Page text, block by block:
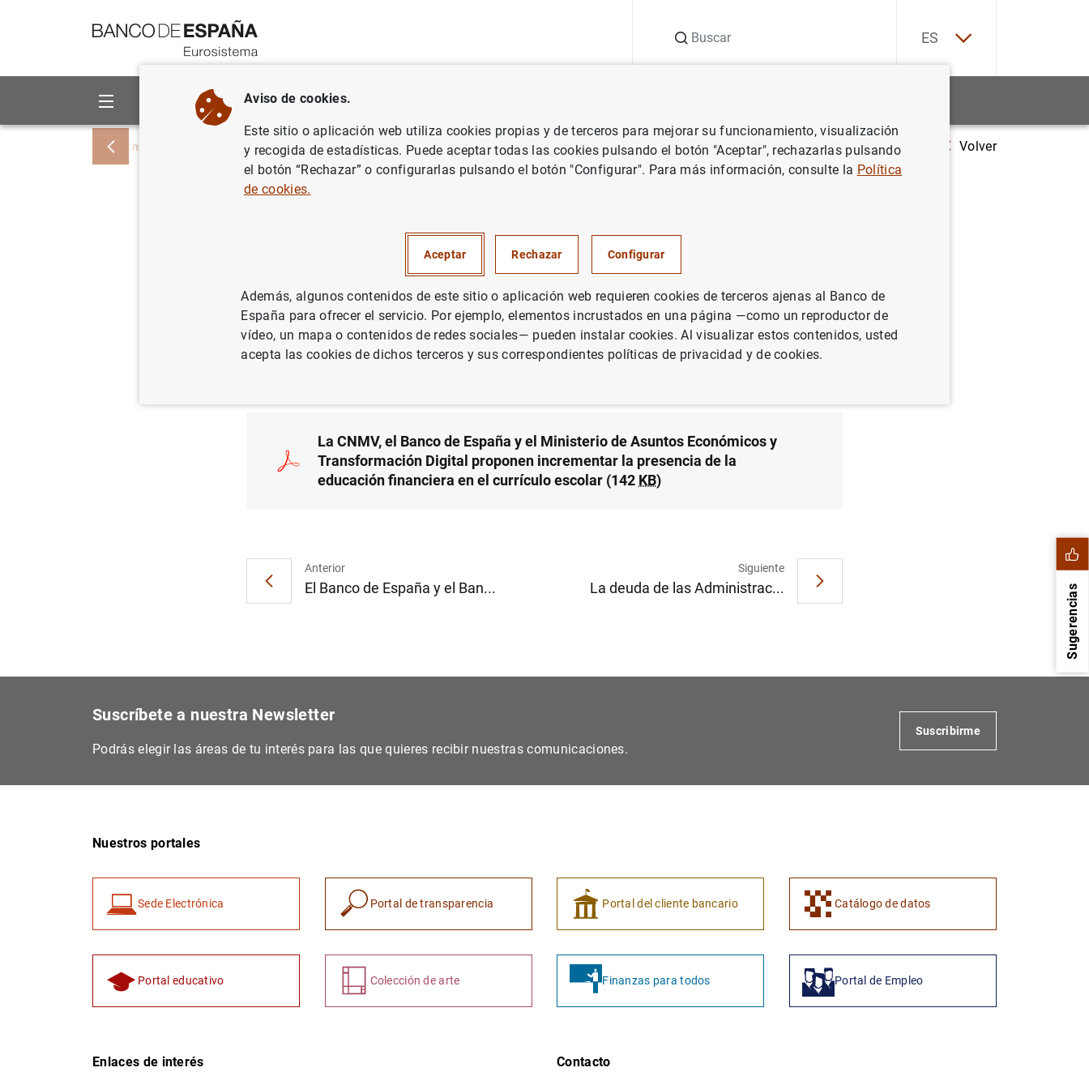
ES
Sobre el Banco Áreas de actuación
Inicio Noticias y eventos Noticias del Banco de España Notas de prensa del Banco de España La CNMV, el Banco de España y el Ministerio de Asuntos Económicos y
Volver
Asuntos Económicos y Transformación Digital
proponen incrementar la presencia de la
educación financiera en el currículo escolar
26/04/2021 BANCO DE ESPAÑA
La CNMV, el Banco de España y el Ministerio de Asuntos Económicos y
Transformación Digital proponen incrementar la presencia de la
educación financiera en el currículo escolar (142 KB)
Anterior
El Banco de España y el Ban...
Siguiente
La deuda de las Administrac... Sugerencias
Suscríbete a nuestra Newsletter
Podrás elegir las áreas de tu interés para las que quieres recibir nuestras comunicaciones.
Suscribirme
Nuestros portales
Sede Electrónica Portal de transparencia Portal del cliente bancario Catálogo de datos
Portal educativo Colección de arte Finanzas para todos Portal de Empleo
Enlaces de interés Contacto
Aviso de cookies.
Este sitio o aplicación web utiliza cookies propias y de terceros para mejorar su funcionamiento, visualización
y recogida de estadísticas. Puede aceptar todas las cookies pulsando el botón "Aceptar", rechazarlas pulsando
el botón “Rechazar” o configurarlas pulsando el botón "Configurar". Para más información, consulte la Política
de cookies.
Aceptar Rechazar Configurar
Además, algunos contenidos de este sitio o aplicación web requieren cookies de terceros ajenas al Banco de
España para ofrecer el servicio. Por ejemplo, elementos incrustados en una página —como un reproductor de
vídeo, un mapa o contenidos de redes sociales— pueden instalar cookies. Al visualizar estos contenidos, usted
acepta las cookies de dichos terceros y sus correspondientes políticas de privacidad y de cookies.